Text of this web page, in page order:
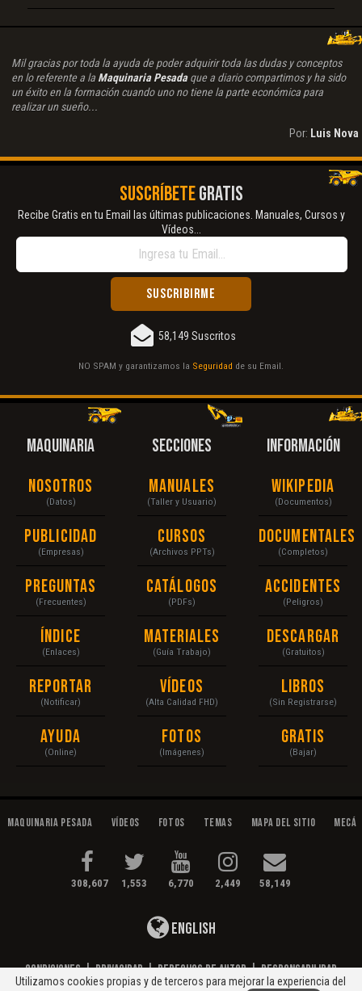
Mil gracias por toda la ayuda de poder adquirir toda las dudas y conceptos
en lo referente a la Maquinaria Pesadaque a diario compartimos y ha sido
un éxito en la formación cuando uno no tiene la parte económica para
realizar un sueño...
Por: Luis Nova
SUSCRÍBETEGRATIS
Recibe Gratis en tu Email las últimas publicaciones. Manuales, Cursos y
Vídeos...
58,149 Suscritos
NO SPAM y garantizamos la Seguridad de su Email.
MAQUINARIA
Nosotros
(Datos)
Publicidad
(Empresas)
Preguntas
(Frecuentes)
Índice
(Enlaces)
Reportar
(Notificar)
Ayuda
(Online)
SECCIONES
Manuales
(Taller y Usuario)
Cursos
(Archivos PPTs)
Catálogos
(PDFs)
Materiales
(Guía Trabajo)
Vídeos
(Alta Calidad FHD)
Fotos
(Imágenes)
INFORMACIÓN
Wikipedia
(Documentos)
Documentales
(Completos)
Accidentes
(Peligros)
Descargar
(Gratuitos)
Libros
(Sin Registrarse)
Gratis
(Bajar)
Maquinaria Pesada Vídeos Fotos Temas Mapa del Sitio
308,607 1,553 6,770 2,449 58,149
English
Condiciones|Privacidad|Derechos de Autor|Responsabilidad
Utilizamos cookies propias y de terceros para mejorar la experiencia del